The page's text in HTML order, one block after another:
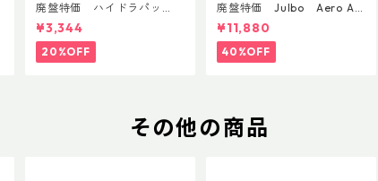
廃盤特価 ハイドラパッ
ク フラックス 750ml
¥3,344
20%OFF
廃盤特価 Julbo Aero Asi
anFit
¥11,880
40%OFF
その他の商品